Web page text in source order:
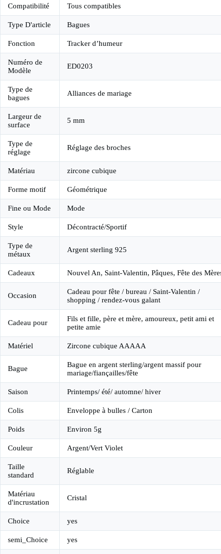
Compatibilité Tous compatibles
Type D'article Bagues
Fonction Tracker d’humeur
Numéro de
Modèle
ED0203
Type de
bagues
Alliances de mariage
Largeur de
surface
5 mm
Type de
réglage
Réglage des broches
Matériau zircone cubique
Forme motif Géométrique
Fine ou Mode Mode
Style Décontracté/Sportif
Type de
métaux
Argent sterling 925
Cadeaux Nouvel An, Saint-Valentin, Pâques, Fête des
Occasion
Cadeau pour fête / bureau / Saint-Valentin /
shopping / rendez-vous galant
Cadeau pour
Fils et fille, père et mère, amoureux, petit ami et
petite amie
Matériel Zircone cubique AAAAA
Bague
Bague en argent sterling/argent massif pour
mariage/fiançailles/fête
Saison Printemps/ été/ automne/ hiver
Colis Enveloppe à bulles / Carton
Poids Environ 5g
Couleur Argent/Vert Violet
Taille
standard
Réglable
Matériau
d'incrustation
Cristal
Choice yes
semi_Choice yes